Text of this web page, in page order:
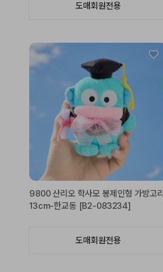
도매회원전용
9800 산리오 학사모 봉제인형 가방고리
13cm-한교동 [B2-083234]
도매회원전용